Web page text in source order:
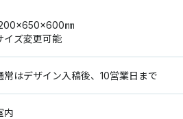
㎜
イズ変更可能
常はデザイン入稿後、10営業日まで
内